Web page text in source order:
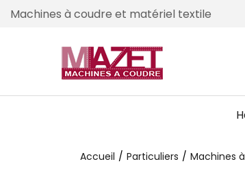
Machines à coudre et matériel textile
Accueil Particuliers Machines